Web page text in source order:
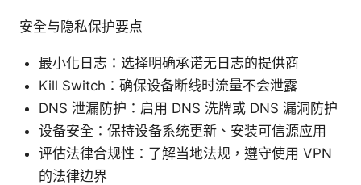
安全与隐私保护要点
最小化日志：选择明确承诺无日志的提供商
Kill Switch：确保设备断线时流量不会泄露
DNS 泄漏防护：启用 DNS 洗牌或 DNS 漏洞防护
设备安全：保持设备系统更新、安装可信源应用
评估法律合规性：了解当地法规，遵守使用 VPN
的法律边界